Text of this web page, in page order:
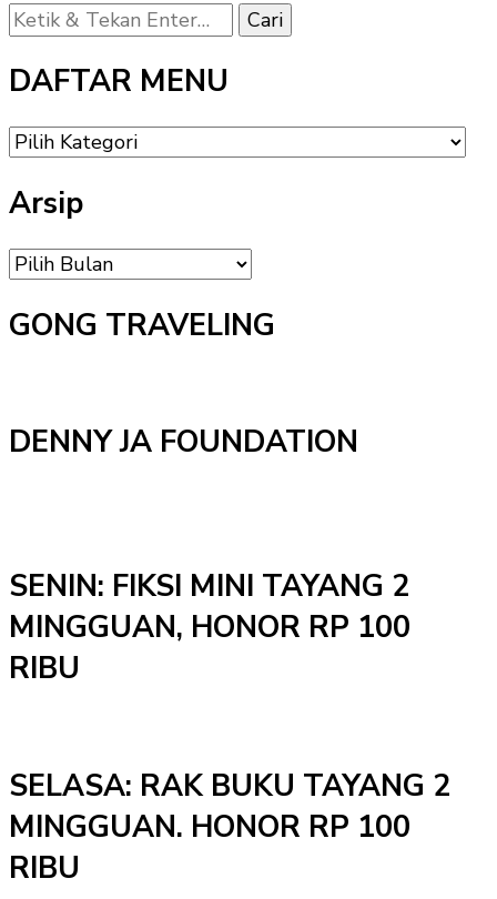
Mencari
Sesuatu?
DAFTAR MENU
DAFTAR
MENU
Arsip
Arsip
GONG TRAVELING
DENNY JA FOUNDATION
SENIN: FIKSI MINI TAYANG 2
MINGGUAN, HONOR RP 100
RIBU
SELASA: RAK BUKU TAYANG 2
MINGGUAN. HONOR RP 100
RIBU